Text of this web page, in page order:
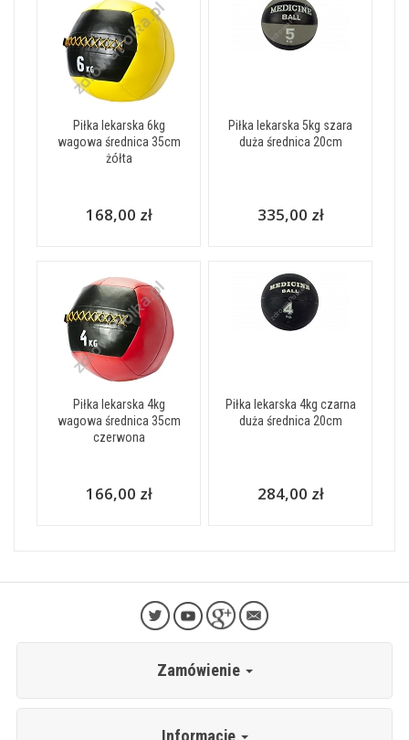
Piłka lekarska 6kg
wagowa średnica 35cm
żółta
168,00 zł
Piłka lekarska 5kg szara
duża średnica 20cm
335,00 zł
Piłka lekarska 4kg
wagowa średnica 35cm
czerwona
166,00 zł
Piłka lekarska 4kg czarna
duża średnica 20cm
284,00 zł
Zamówienie
Informacje